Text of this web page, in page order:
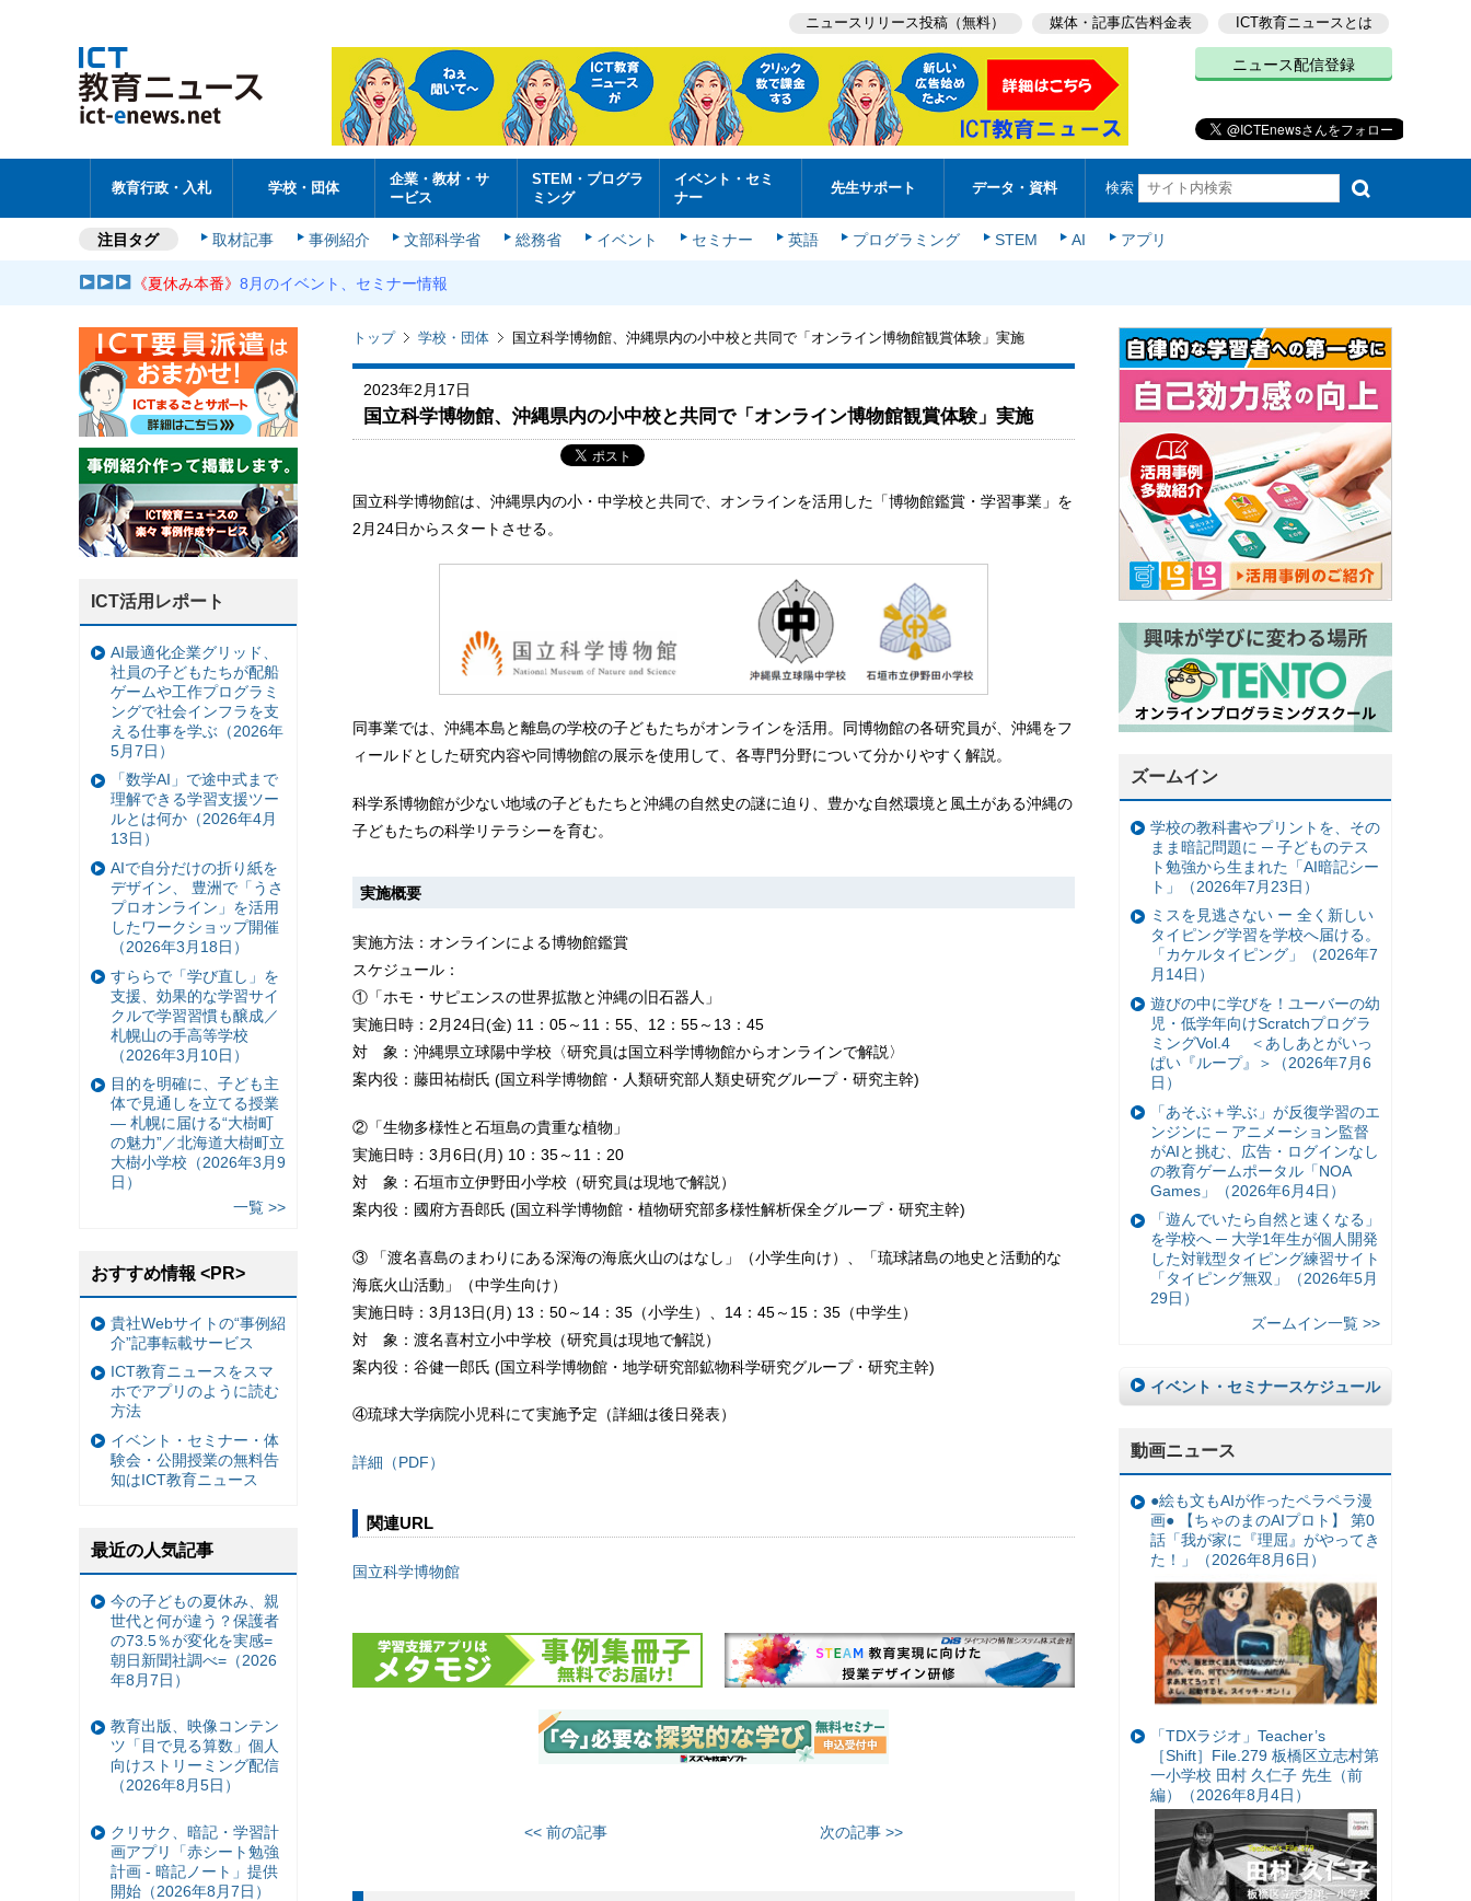
ニュースリリース投稿（無料） 媒体・記事広告料金表 ICT教育ニュースとは
ニュース配信登録
教育行政・入札 学校・団体
企業・教材・サ
ービス
STEM・プログラ
ミング
イベント・セミ
ナー
先生サポート データ・資料 検索
注目タグ 取材記事 事例紹介 文部科学省 総務省 イベント セミナー 英語 プログラミング STEM AI アプリ
《夏休み本番》8月のイベント、セミナー情報
トップ 学校・団体 国立科学博物館、沖縄県内の小中校と共同で「オンライン博物館観賞体験」実施
2023年2月17日
国立科学博物館、沖縄県内の小中校と共同で「オンライン博物館観賞体験」実施
国立科学博物館は、沖縄県内の小・中学校と共同で、オンラインを活用した「博物館鑑賞・学習事業」を
2月24日からスタートさせる。
同事業では、沖縄本島と離島の学校の子どもたちがオンラインを活用。同博物館の各研究員が、沖縄をフ
ィールドとした研究内容や同博物館の展示を使用して、各専門分野について分かりやすく解説。
科学系博物館が少ない地域の子どもたちと沖縄の自然史の謎に迫り、豊かな自然環境と風土がある沖縄の
子どもたちの科学リテラシーを育む。
実施概要
実施方法：オンラインによる博物館鑑賞
スケジュール：
①「ホモ・サピエンスの世界拡散と沖縄の旧石器人」
実施日時：2月24日(金) 11：05～11：55、12：55～13：45
対 象：沖縄県立球陽中学校〈研究員は国立科学博物館からオンラインで解説〉
案内役：藤田祐樹氏 (国立科学博物館・人類研究部人類史研究グループ・研究主幹)
②「生物多様性と石垣島の貴重な植物」
実施日時：3月6日(月) 10：35～11：20
対 象：石垣市立伊野田小学校（研究員は現地で解説）
案内役：國府方吾郎氏 (国立科学博物館・植物研究部多様性解析保全グループ・研究主幹)
③ 「渡名喜島のまわりにある深海の海底火山のはなし」（小学生向け）、「琉球諸島の地史と活動的な
海底火山活動」（中学生向け）
実施日時：3月13日(月) 13：50～14：35（小学生）、14：45～15：35（中学生）
対 象：渡名喜村立小中学校（研究員は現地で解説）
案内役：谷健一郎氏 (国立科学博物館・地学研究部鉱物科学研究グループ・研究主幹)
④琉球大学病院小児科にて実施予定（詳細は後日発表）
詳細（PDF）
関連URL
国立科学博物館
<< 前の記事 次の記事 >>
ズームイン
学校の教科書やプリントを、その
まま暗記問題に ─ 子どものテス
ト勉強から生まれた「AI暗記シー
ト」（2026年7月23日）
ミスを見逃さない ー 全く新しい
タイピング学習を学校へ届ける。
「カケルタイピング」（2026年7
月14日）
遊びの中に学びを！ユーバーの幼
児・低学年向けScratchプログラ
ミングVol.4 ＜あしあとがいっ
ぱい『ループ』＞（2026年7月6
日）
「あそぶ＋学ぶ」が反復学習のエ
ンジンに ─ アニメーション監督
がAIと挑む、広告・ログインなし
の教育ゲームポータル「NOA
Games」（2026年6月4日）
「遊んでいたら自然と速くなる」
を学校へ ─ 大学1年生が個人開発
した対戦型タイピング練習サイト
「タイピング無双」（2026年5月
29日）
ズームイン一覧 >>
イベント・セミナースケジュール
動画ニュース
●絵も文もAIが作ったペラペラ漫
画● 【ちゃのまのAIプロト】 第0
話「我が家に『理屈』がやってき
た！」（2026年8月6日）
「TDXラジオ」Teacher’s
［Shift］File.279 板橋区立志村第
一小学校 田村 久仁子 先生（前
編）（2026年8月4日）
ICT活用レポート
AI最適化企業グリッド、
社員の子どもたちが配船
ゲームや工作プログラミ
ングで社会インフラを支
える仕事を学ぶ（2026年
5月7日）
「数学AI」で途中式まで
理解できる学習支援ツー
ルとは何か（2026年4月
13日）
AIで自分だけの折り紙を
デザイン、 豊洲で「うさ
プロオンライン」を活用
したワークショップ開催
（2026年3月18日）
すららで「学び直し」を
支援、効果的な学習サイ
クルで学習習慣も醸成／
札幌山の手高等学校
（2026年3月10日）
目的を明確に、子ども主
体で見通しを立てる授業
— 札幌に届ける“大樹町
の魅力”／北海道大樹町立
大樹小学校（2026年3月9
日）
一覧 >>
おすすめ情報 <PR>
貴社Webサイトの“事例紹
介”記事転載サービス
ICT教育ニュースをスマ
ホでアプリのように読む
方法
イベント・セミナー・体
験会・公開授業の無料告
知はICT教育ニュース
最近の人気記事
今の子どもの夏休み、親
世代と何が違う？保護者
の73.5％が変化を実感=
朝日新聞社調べ=（2026
年8月7日）
教育出版、映像コンテン
ツ「目で見る算数」個人
向けストリーミング配信
（2026年8月5日）
クリサク、暗記・学習計
画アプリ「赤シート勉強
計画 - 暗記ノート」提供
開始（2026年8月7日）